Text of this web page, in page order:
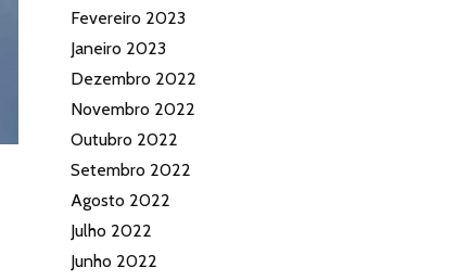
Fevereiro 2023
Janeiro 2023
Dezembro 2022
Novembro 2022
Outubro 2022
Setembro 2022
Agosto 2022
Julho 2022
Junho 2022